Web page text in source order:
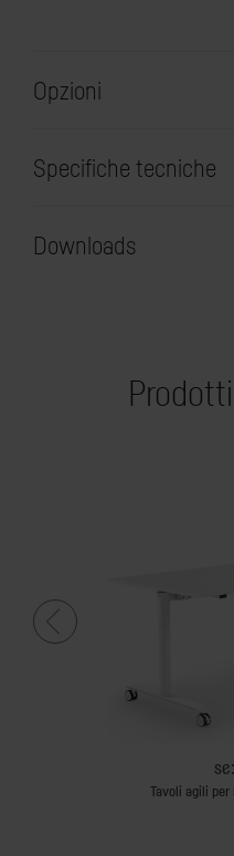
Opzioni
Specifiche tecniche
Downloads
Tavoli agili